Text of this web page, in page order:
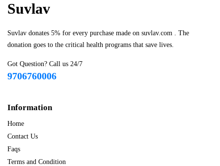
Suvlav
Suvlav donates 5% for every purchase made on suvlav.com . The
donation goes to the critical health programs that save lives.
Got Question? Call us 24/7
9706760006
Information
Home
Contact Us
Faqs
Terms and Condition